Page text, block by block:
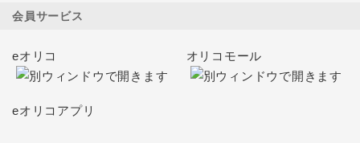
会員サービス
eオリコ オリコモール
eオリコアプリ